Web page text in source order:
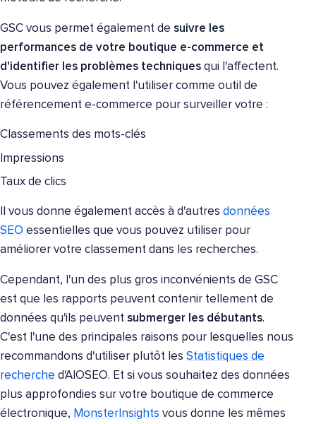
GSC vous permet également de suivre les
performances de votre boutique e-commerce et
d'identifier les problèmes techniques qui l'affectent.
Vous pouvez également l'utiliser comme outil de
référencement e-commerce pour surveiller votre :
Classements des mots-clés
Impressions
Taux de clics
Il vous donne également accès à d'autres données
SEO essentielles que vous pouvez utiliser pour
améliorer votre classement dans les recherches.
Cependant, l'un des plus gros inconvénients de GSC
est que les rapports peuvent contenir tellement de
données qu'ils peuvent submerger les débutants.
C'est l'une des principales raisons pour lesquelles nous
recommandons d'utiliser plutôt les Statistiques de
recherche d'AIOSEO. Et si vous souhaitez des données
plus approfondies sur votre boutique de commerce
électronique, MonsterInsights vous donne les mêmes